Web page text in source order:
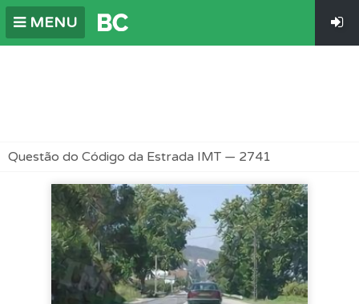
MENU
Questão do Código da Estrada IMT — 2741